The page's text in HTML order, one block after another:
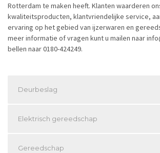
Rotterdam te maken heeft. Klanten waarderen
kwaliteitsproducten, klantvriendelijke service,
ervaring op het gebied van ijzerwaren en
meer informatie of vragen kunt u mailen naar
bellen naar 0180-424249.
Deurbeslag
Elektrisch gereedschap
Gereedschap